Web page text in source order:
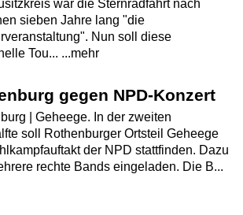
war die Sternradfahrt nach
sieben Jahre lang "die
Nun soll diese
Tou... ...mehr
gegen NPD-Konzert
| Geheege. In der zweiten
soll Rothenburger Ortsteil Geheege
der NPD stattfinden. Dazu
rechte Bands eingeladen. Die B...